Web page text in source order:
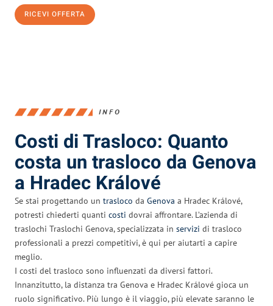
RICEVI OFFERTA
INFO
Costi di Trasloco: Quanto
costa un trasloco da Genova
a Hradec Králové
Se stai progettando un trasloco da Genova a Hradec Králové,
potresti chiederti quanti costi dovrai affrontare. L’azienda di
traslochi Traslochi Genova, specializzata in servizi di trasloco
professionali a prezzi competitivi, è qui per aiutarti a capire
meglio.
I costi del trasloco sono influenzati da diversi fattori.
Innanzitutto, la distanza tra Genova e Hradec Králové gioca un
ruolo significativo. Più lungo è il viaggio, più elevate saranno le